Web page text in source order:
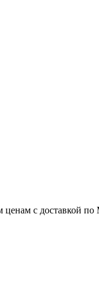
с доставкой